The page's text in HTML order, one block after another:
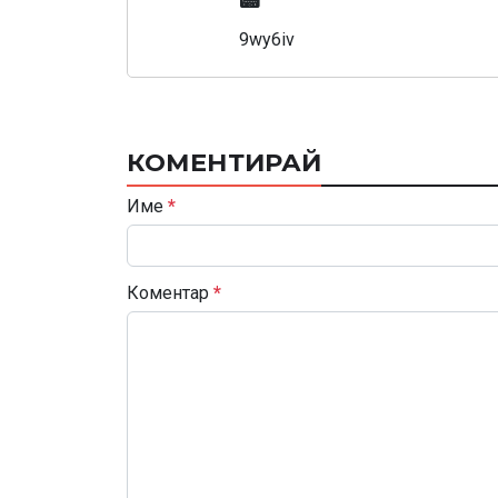
9wy6iv
КОМЕНТИРАЙ
Име *
Коментар *